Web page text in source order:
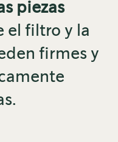
piezas
el filtro y la
firmes y